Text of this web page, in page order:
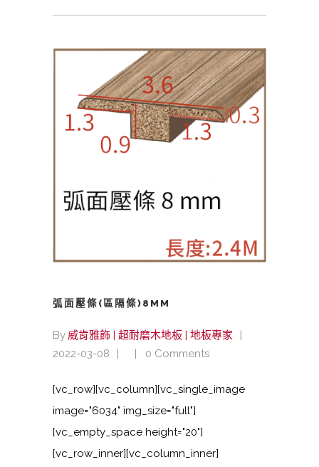
弧面壓條(區隔條)8MM
By 威肯雅飾 | 超耐磨木地板 | 地板專家
2022-03-08
0 Comments
[vc_row][vc_column][vc_single_image
image="6034" img_size="full"]
[vc_empty_space height="20"]
[vc_row_inner][vc_column_inner]